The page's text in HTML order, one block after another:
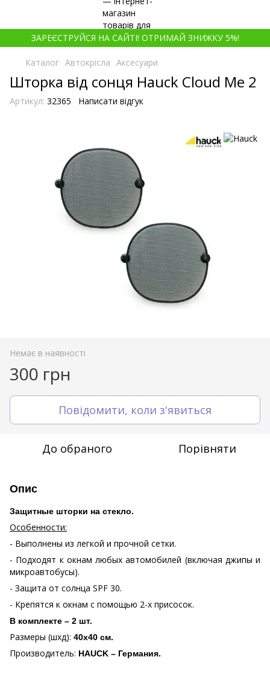
ЗАРЕЄСТРУЙСЯ НА САЙТІ! ОТРИМАЙ ЗНИЖКУ 5%!
Каталог Автокрісла Аксесуари
Шторка від сонця Hauck Cloud Me 2
Артикул: 32365 Написати відгук
Немає в наявності
300 грн
Повідомити, коли з'явиться
До обраного Порівняти
Опис
Защитные шторки на стекло.
Особенности:
- Выполнены из легкой и прочной сетки.
- Подходят к окнам любых автомобилей (включая джипы и
микроавтобусы).
- Защита от солнца SPF 30.
- Крепятся к окнам с помощью 2-х присосок.
В комплекте – 2 шт.
Размеры (шхд): 40х40 см.
Производитель: HAUCK – Германия.